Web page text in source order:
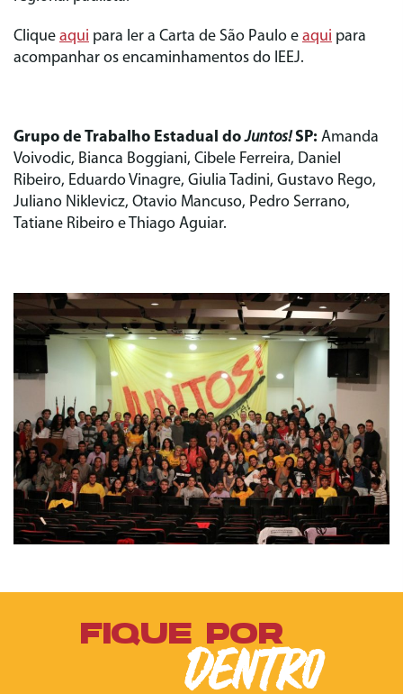
Clique aqui para ler a Carta de São Paulo e aqui para
acompanhar os encaminhamentos do IEEJ.
Grupo de Trabalho Estadual doJuntos!SP: Amanda
Voivodic, Bianca Boggiani, Cibele Ferreira, Daniel
Ribeiro, Eduardo Vinagre, Giulia Tadini, Gustavo Rego,
Juliano Niklevicz, Otavio Mancuso, Pedro Serrano,
Tatiane Ribeiro e Thiago Aguiar.
FIQUE POR
DENTRO